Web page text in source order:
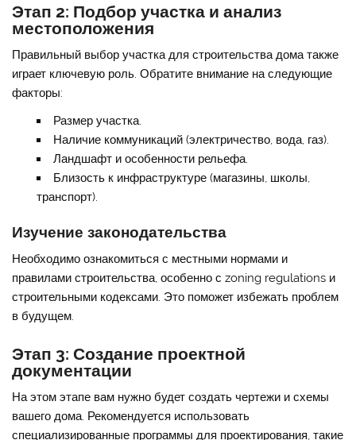
Этап 2: Подбор участка и анализ
местоположения
Правильный выбор участка для строительства дома также
играет ключевую роль. Обратите внимание на следующие
факторы:
Размер участка.
Наличие коммуникаций (электричество, вода, газ).
Ландшафт и особенности рельефа.
Близость к инфраструктуре (магазины, школы,
транспорт).
Изучение законодательства
Необходимо ознакомиться с местными нормами и
правилами строительства, особенно с zoning regulations и
строительными кодексами. Это поможет избежать проблем
в будущем.
Этап 3: Создание проектной
документации
На этом этапе вам нужно будет создать чертежи и схемы
вашего дома. Рекомендуется использовать
специализированные программы для проектирования, такие